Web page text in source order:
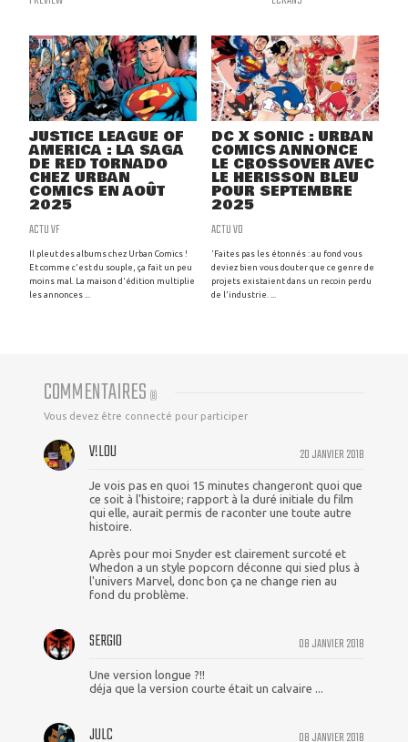
JUSTICE LEAGUE OF
AMERICA : LA SAGA
DE RED TORNADO
CHEZ URBAN
COMICS EN AOÛT
2025
ACTU VF
Il pleut des albums chez Urban Comics !
Et comme c'est du souple, ça fait un peu
moins mal. La maison d'édition multiplie
les annonces ...
DC X SONIC : URBAN
COMICS ANNONCE
LE CROSSOVER AVEC
LE HÉRISSON BLEU
POUR SEPTEMBRE
2025
ACTU VO
'Faites pas les étonnés : au fond vous
deviez bien vous douter que ce genre de
projets existaient dans un recoin perdu
de l'industrie. ...
COMMENTAIRES (8)
Vous devez être connecté pour participer
20 JANVIER 2018
V!L0U
Je vois pas en quoi 15 minutes changeront quoi que
ce soit à l'histoire; rapport à la duré initiale du film
qui elle, aurait permis de raconter une toute autre
histoire.
Après pour moi Snyder est clairement surcoté et
Whedon a un style popcorn déconne qui sied plus à
l'univers Marvel, donc bon ça ne change rien au
fond du problème.
08 JANVIER 2018
SERGIO
Une version longue ?!!
déja que la version courte était un calvaire ...
08 JANVIER 2018
JULC